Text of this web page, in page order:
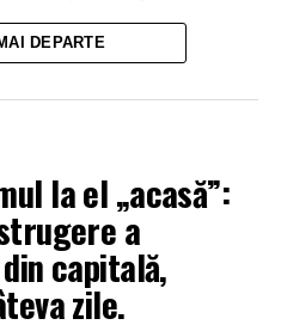
Deocamdată, această
oficial și face parte din
DEPARTE
la el „acasă”:
a
capitală,
zile.